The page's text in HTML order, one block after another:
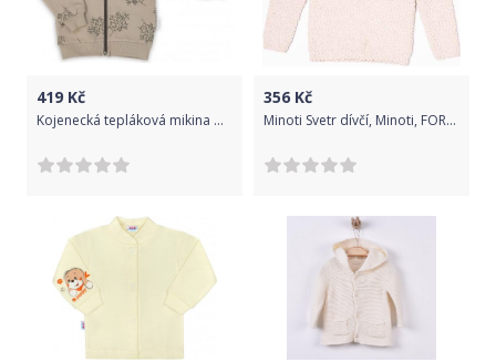
419 Kč
Kojenecká tepláková mikina Nicol Ella béžová, Béžová, 74 (6-9m)
356 Kč
Minoti Svetr dívčí, Minoti, FOREST 11, krémová - 92/98